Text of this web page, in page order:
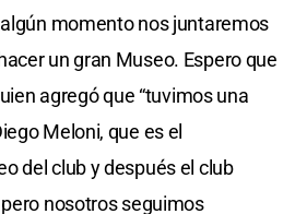
momento nos juntaremos
un gran Museo. Espero que
agregó que “tuvimos una
Meloni, que es el
del club y después el club
nosotros seguimos